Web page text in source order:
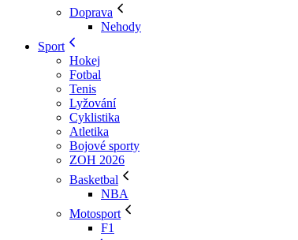
Doprava
Nehody
Sport
Hokej
Fotbal
Tenis
Lyžování
Cyklistika
Atletika
Bojové sporty
ZOH 2026
Basketbal
NBA
Motosport
F1